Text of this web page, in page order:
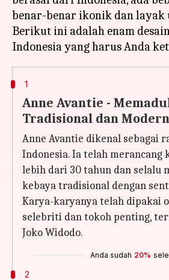
benar-benar ikonik dan
Berikut ini adalah enam
1
Anne Avantie -
Tradisional dan Modern
Anne Avantie dikenal sebagai
Indonesia. Ia telah merancang
lebih dari 30 tahun dan selalu
kebaya tradisional dengan
Karya-karyanya telah dipakai
selebriti dan tokoh penting,
Joko Widodo.
Anda sudah 20%
2